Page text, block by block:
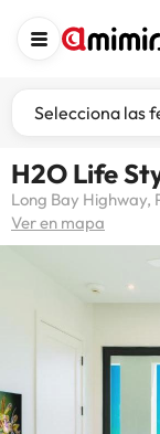
Selecciona las
H2O Life
Long Bay Highway,
Ver en mapa